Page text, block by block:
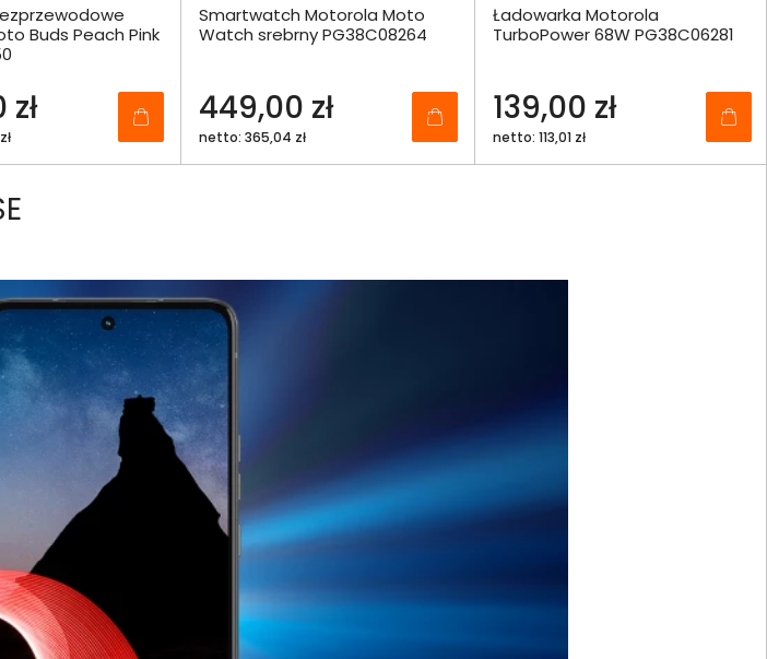
Buds Peach Pink
Smartwatch Motorola Moto
Watch srebrny PG38C08264
449,00 zł
netto: 365,04 zł
Ładowarka Motorola
TurboPower 68W PG38C06281
139,00 zł
netto: 113,01 zł